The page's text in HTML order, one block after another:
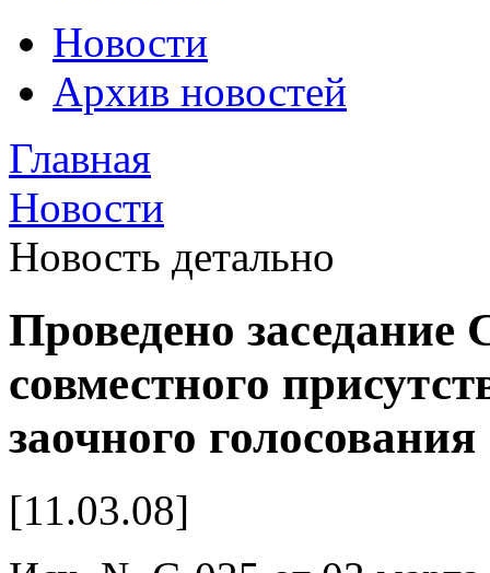
Новости
Архив новостей
Главная
Новости
Новость детально
Проведено заседание
совместного
заочного голосования
[11.03.08]